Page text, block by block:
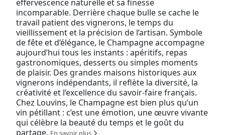
effervescence naturelle et sa finesse
incomparable. Derrière chaque bulle se cache le
travail patient des vignerons, le temps du
vieillissement et la précision de l’artisan. Symbole
de fête et d’élégance, le Champagne accompagne
aujourd’hui tous les instants : apéritifs, repas
gastronomiques, desserts ou simples moments
de plaisir. Des grandes maisons historiques aux
vignerons indépendants, il reflète la diversité, la
créativité et l’excellence du savoir-faire français.
Chez Louvins, le Champagne est bien plus qu’un
vin pétillant : c’est une émotion, une œuvre vivante
qui célèbre la beauté du temps et le goût du
partage. En savoir plus